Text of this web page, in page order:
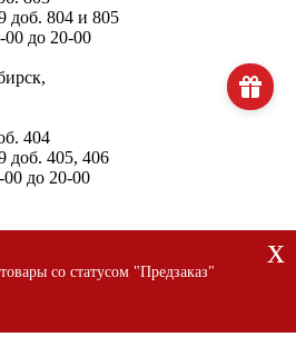
x
со статусом "Предзаказ"
доб. 804 и 805
до 20-00
404
доб. 405, 406
до 20-00